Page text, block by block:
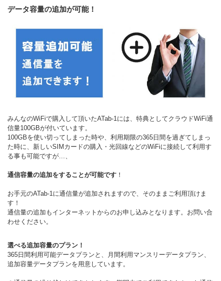
データ容量の追加が可能！
みんなのWiFiで購入して頂いたATab-1には、特典としてクラウドWiFi通
信量100GBが付いています。
100GBを使い切ってしまった時や、利用期限の365日間を過ぎてしまっ
た時に、新しいSIMカードの購入・光回線などのWiFiに接続して利用す
る事も可能ですが…、
通信容量の追加をすることが可能です ！
お手元のATab-1に通信量が追加されますので、そのままご利用頂けま
す！
通信量の追加もインターネットからのお申し込みとなります。お問い合
わせください。
選べる追加容量のプラン！
365日間利用可能データプランと、月間利用マンスリーデータプラン、
追加容量データプランを用意しています。